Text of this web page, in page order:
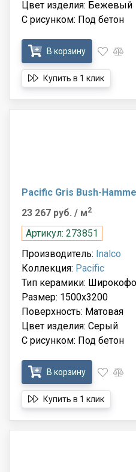
Цвет изделия: Бежевый
С рисунком: Под бетон
В корзину
Купить в 1 клик
Pacific Gris Bush-
23 267 руб. / м2
Артикул: 273851
Производитель: Inalco
Коллекция: Pacific
Тип керамики:
Размер: 1500x3200
Поверхность: Матовая
Цвет изделия: Серый
С рисунком: Под бетон
В корзину
Купить в 1 клик